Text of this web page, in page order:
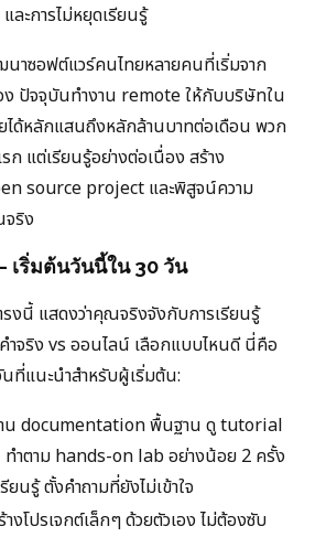
ะการไม่หยุดเรียนรู้
าซอฟต์แวร์คนไทยหลายคนที่เริ่มจาก
ง ปัจจุบันทำงาน remote ให้กับบริษัทใน
ได้หลักแสนถึงหลักล้านบาทต่อเดือน พวก
รก แต่เรียนรู้อย่างต่อเนื่อง สร้าง
source project และพิสูจน์ความ
ริง
ริ่มต้นวันนี้ใน 30 วัน
งนี้ แสดงว่าคุณจริงจังกับการเรียนรู้
จริง vs ออนไลน์ เลือกแบบไหนดี นี่คือ
ที่แนะนำสำหรับผู้เริ่มต้น:
น documentation พื้นฐาน ดู tutorial
ำตาม hands-on lab อย่างน้อย 2 ครั้ง
นรู้ ตั้งคำถามที่ยังไม่เข้าใจ
างโปรเจกต์เล็กๆ ด้วยตัวเอง ไม่ต้องซับ